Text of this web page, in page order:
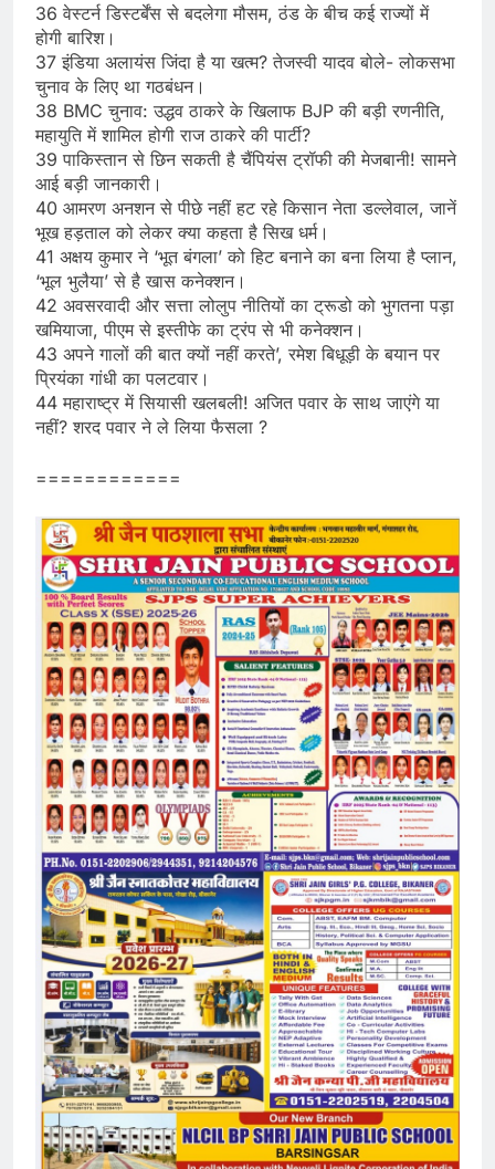
36 वेस्टर्न डिस्टर्बेंस से बदलेगा मौसम, ठंड के बीच कई राज्यों में
होगी बारिश।
37 इंडिया अलायंस जिंदा है या खत्म? तेजस्वी यादव बोले- लोकसभा
चुनाव के लिए था गठबंधन।
38 BMC चुनाव: उद्धव ठाकरे के खिलाफ BJP की बड़ी रणनीति,
महायुति में शामिल होगी राज ठाकरे की पार्टी?
39 पाकिस्तान से छिन सकती है चैंपियंस ट्रॉफी की मेजबानी! सामने
आई बड़ी जानकारी।
40 आमरण अनशन से पीछे नहीं हट रहे किसान नेता डल्लेवाल, जानें
भूख हड़ताल को लेकर क्या कहता है सिख धर्म।
41 अक्षय कुमार ने ‘भूत बंगला’ को हिट बनाने का बना लिया है प्लान,
‘भूल भुलैया’ से है खास कनेक्शन।
42 अवसरवादी और सत्ता लोलुप नीतियों का ट्रूडो को भुगतना पड़ा
खमियाजा, पीएम से इस्तीफे का ट्रंप से भी कनेक्शन।
43 अपने गालों की बात क्यों नहीं करते’, रमेश बिधूड़ी के बयान पर
प्रियंका गांधी का पलटवार।
44 महाराष्ट्र में सियासी खलबली! अजित पवार के साथ जाएंगे या
नहीं? शरद पवार ने ले लिया फैसला ?
============